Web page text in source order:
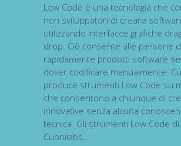
Low Code è una tecnologia che
non sviluppatori di creare
utilizzando interfacce grafiche
drop. Ciò consente alle persone
rapidamente prodotti software
dover codificare manualmente.
produce strumenti Low Code su
che consentono a chiunque di
innovative senza alcuna
tecnica. Gli strumenti Low Code di
Cuoriilabs…